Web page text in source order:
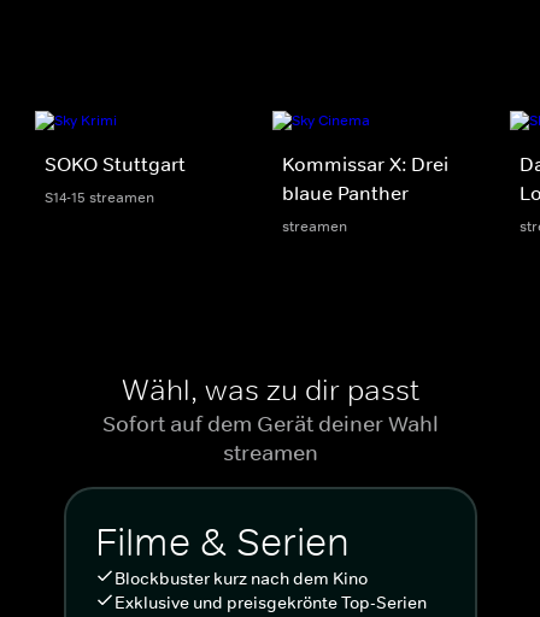
SOKO Stuttgart
S14-15 streamen
Kommissar X: Drei
blaue Panther
streamen
Wähl, was zu dir passt
Sofort auf dem Gerät deiner Wahl
streamen
Filme & Serien
Blockbuster kurz nach dem Kino
Exklusive und preisgekrönte Top-Serien